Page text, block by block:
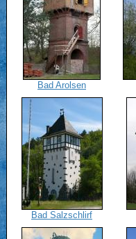
Bad Arolsen
Bad Salzschlirf